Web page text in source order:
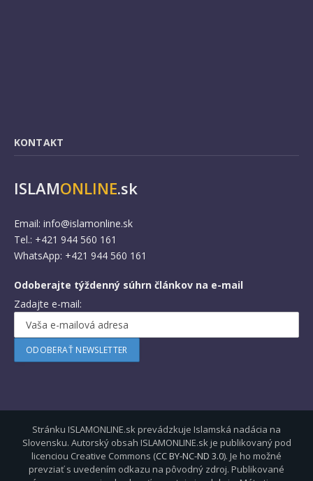
KONTAKT
ISLAMONLINE.sk
Email: info@islamonline.sk
Tel.: +421 944 560 161
WhatsApp: +421 944 560 161
Odoberajte týždenný súhrn článkov na e-mail
Zadajte e-mail:
Stránku ISLAMONLINE.sk prevádzkuje Islamská nadácia na
Slovensku. Autorský obsah ISLAMONLINE.sk je publikovaný pod
licenciou Creative Commons (CC BY-NC-ND 3.0). Je ho možné
prevziať s uvedením odkazu na pôvodný zdroj. Publikované